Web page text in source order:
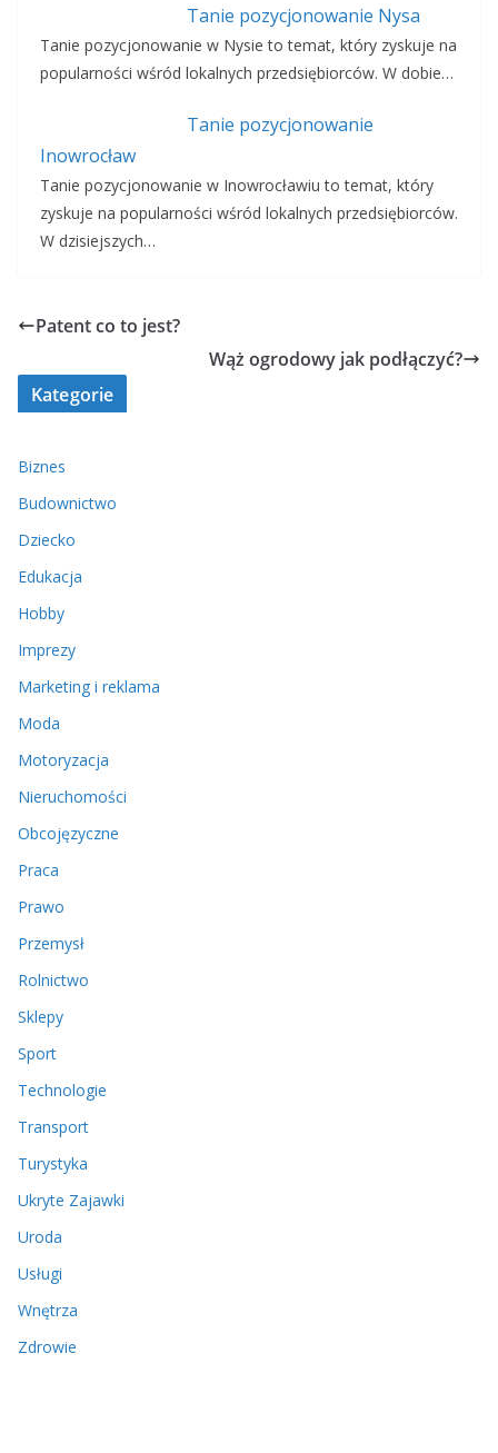
Tanie pozycjonowanie Nysa
Tanie pozycjonowanie w Nysie to temat, który zyskuje na
popularności wśród lokalnych przedsiębiorców. W dobie…
Tanie pozycjonowanie
Inowrocław
Tanie pozycjonowanie w Inowrocławiu to temat, który
zyskuje na popularności wśród lokalnych przedsiębiorców.
W dzisiejszych…
Patent co to jest?
Wąż ogrodowy jak podłączyć?
Kategorie
Biznes
Budownictwo
Dziecko
Edukacja
Hobby
Imprezy
Marketing i reklama
Moda
Motoryzacja
Nieruchomości
Obcojęzyczne
Praca
Prawo
Przemysł
Rolnictwo
Sklepy
Sport
Technologie
Transport
Turystyka
Ukryte Zajawki
Uroda
Usługi
Wnętrza
Zdrowie